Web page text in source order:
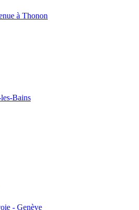
à Thonon
Bains
- Genève